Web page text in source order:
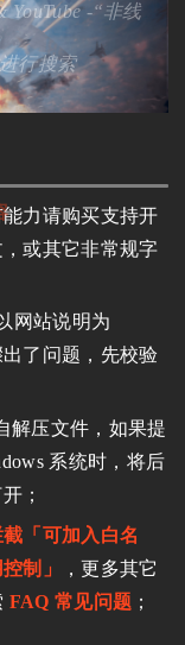
-“非线
行搜索
力请购买支持开
或其它非常规字
网站说明为
了问题，先校验
解压文件，如果提
系统时，将后
；
「可加入白名
制」
，更多其它
FAQ 常见问题 ；